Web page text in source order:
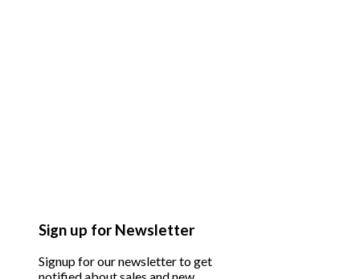
Sign up for Newsletter
Signup for our newsletter to get